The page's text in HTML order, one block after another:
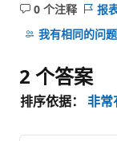
0 个注释
无
注
报
我有相同的问题
2 个答案
排序依据： 非常